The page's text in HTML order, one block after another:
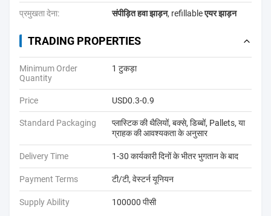
प्रमुखता देना: संपीड़ित हवा झाड़न, refillable एयर झाड़न
TRADING PROPERTIES
Minimum Order
Quantity
1 टुकड़ा
Price USD0.3-0.9
Standard Packaging
प्लास्टिक की थैलियों, बक्से, डिब्बों, Pallets, या
ग्राहक की आवश्यकता के अनुसार
Delivery Time 1-30 कार्यकारी दिनों के भीतर भुगतान के बाद
Payment Terms टी/टी, वेस्टर्न यूनियन
Supply Ability 100000 पीसी